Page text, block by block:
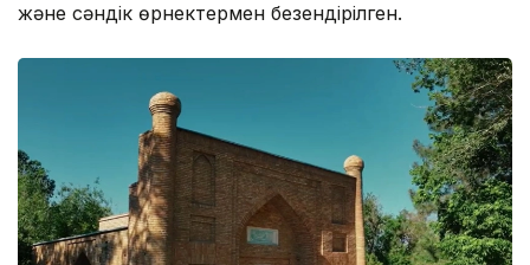
және сәндік өрнектермен безендірілген.